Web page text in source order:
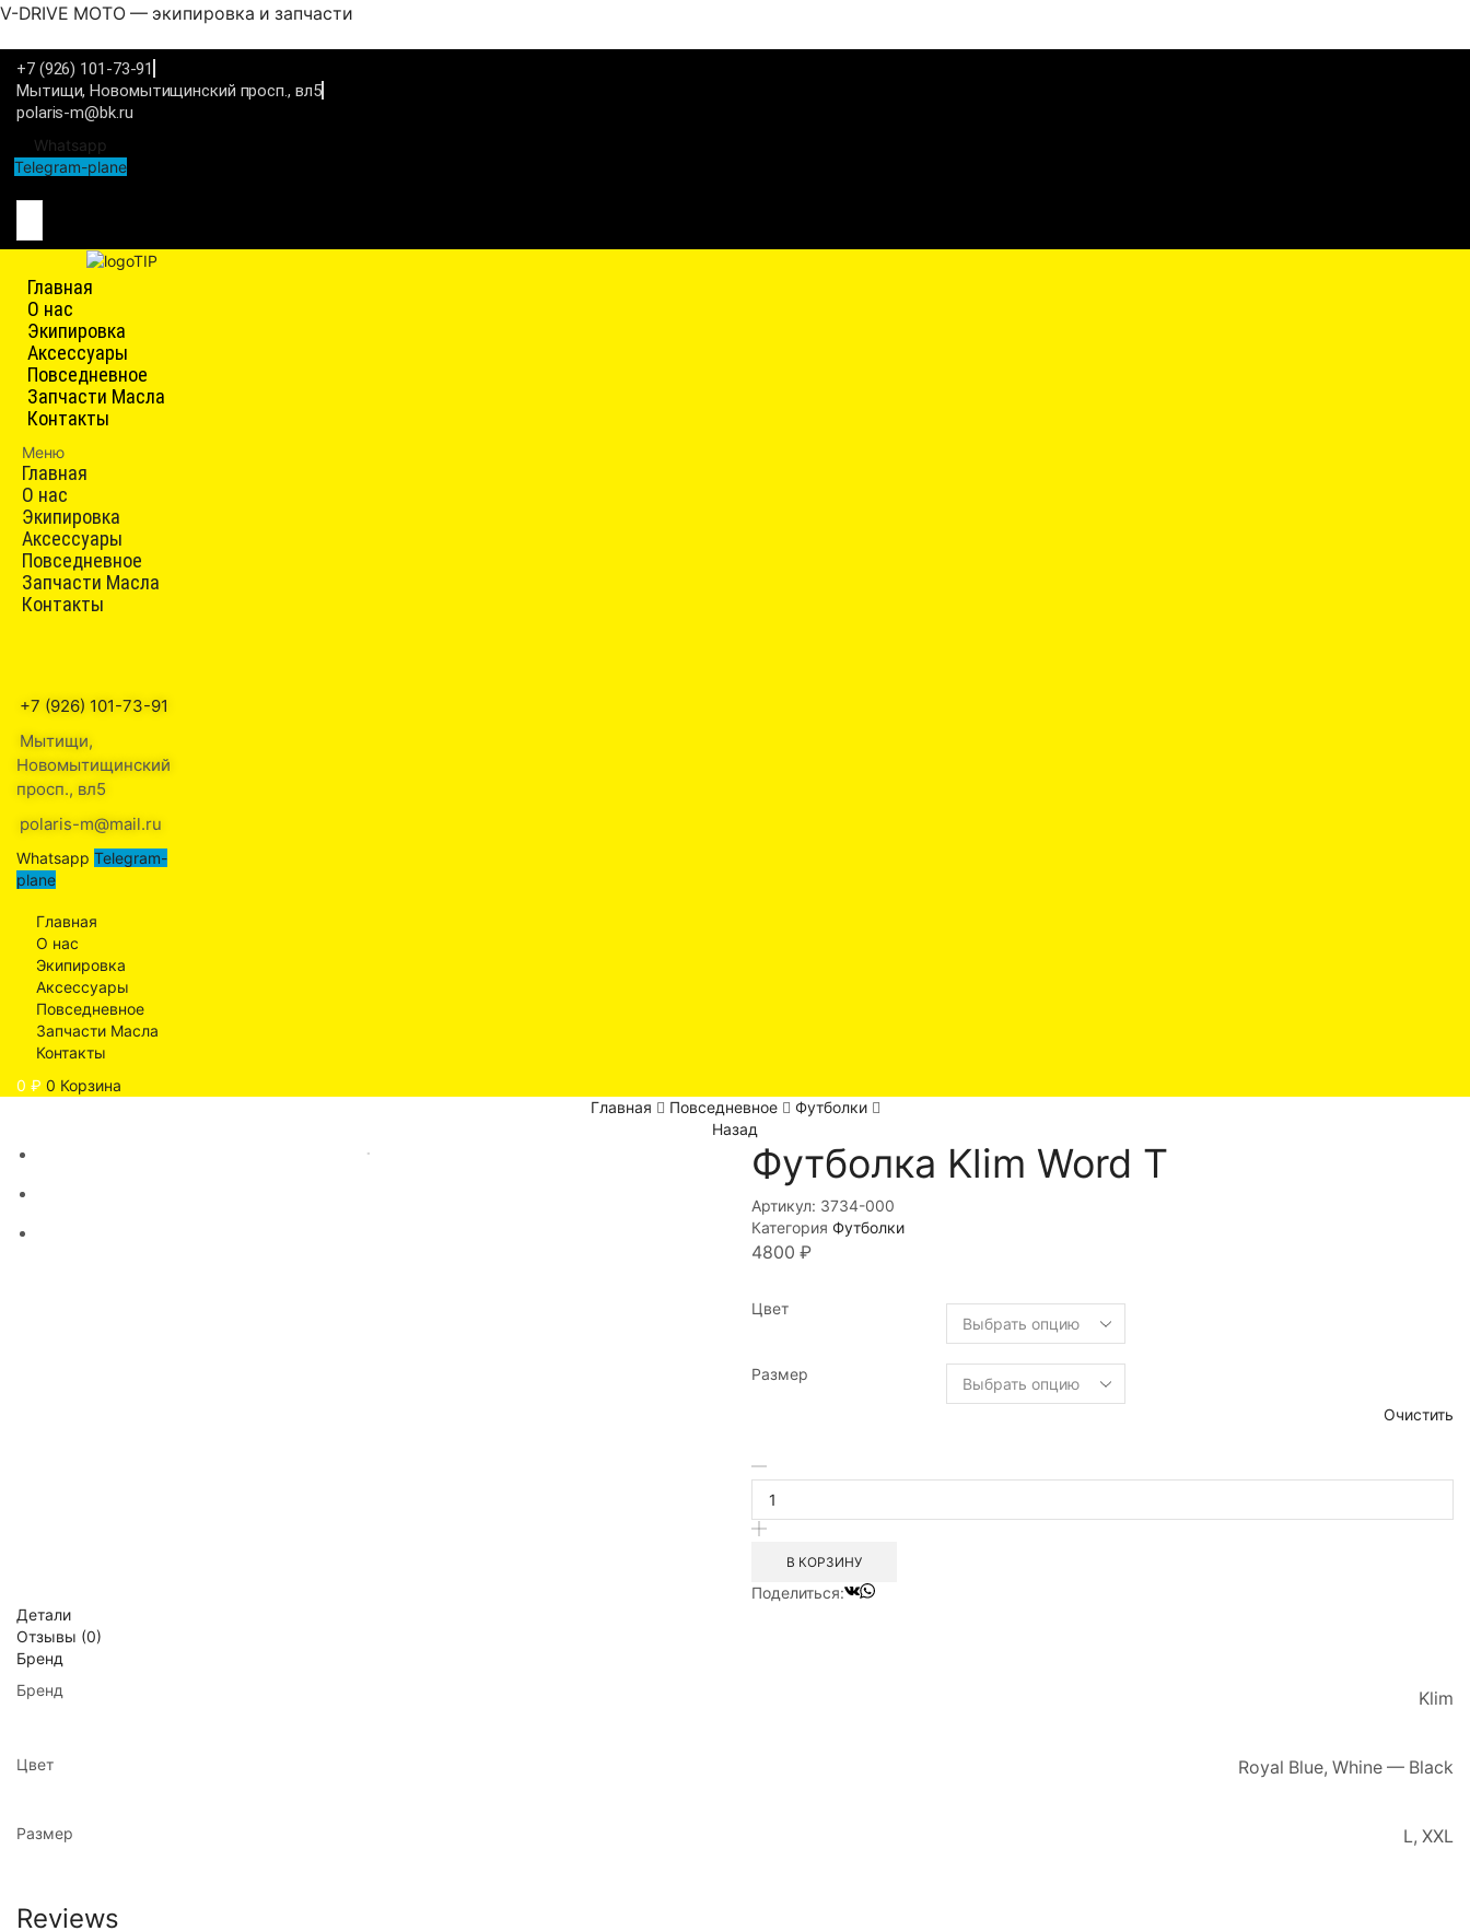
V-DRIVE MOTO — экипировка и запчасти
+7 (926) 101-73-91
Мытищи, Новомытищинский просп., вл5
polaris-m@bk.ru
Whatsapp
Telegram-plane
Главная
О нас
Экипировка
Аксессуары
Повседневное
Запчасти Масла
Контакты
Меню
Главная
О нас
Экипировка
Аксессуары
Повседневное
Запчасти Масла
Контакты
+7 (926) 101-73-91
Мытищи,
Новомытищинский
просп., вл5
polaris-m@mail.ru
Whatsapp Telegram-
plane
Главная
О нас
Экипировка
Аксессуары
Повседневное
Запчасти Масла
Контакты
0 ₽ 0 Корзина
Главная
Повседневное
Футболки
Назад
Футболка Klim Word T
Артикул: 3734-000
Категория Футболки
4800 ₽
Цвет
Размер
Очистить
Количество
Футболка
Klim
WordВ КОРЗИНУ
Поделиться:
Детали
Отзывы (0)
Бренд
Бренд
Klim
Цвет Royal Blue, Whine — Black
Размер L, XXL
Reviews